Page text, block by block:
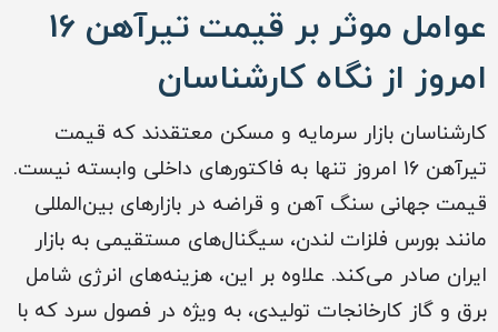
عوامل موثر بر قیمت تیرآهن 16
امروز از نگاه کارشناسان
کارشناسان بازار سرمایه و مسکن معتقدند که قیمت
تیرآهن 16 امروز تنها به فاکتورهای داخلی وابسته نیست.
قیمت جهانی سنگ آهن و قراضه در بازارهای بین‌المللی
مانند بورس فلزات لندن، سیگنال‌های مستقیمی به بازار
ایران صادر می‌کند. علاوه بر این، هزینه‌های انرژی شامل
برق و گاز کارخانجات تولیدی، به ویژه در فصول سرد که با